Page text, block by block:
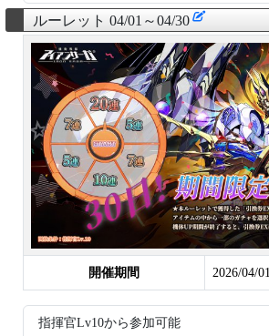
ルーレット 04/01～04/30
開催期間 2026/04/
指揮官Lv10から参加可能